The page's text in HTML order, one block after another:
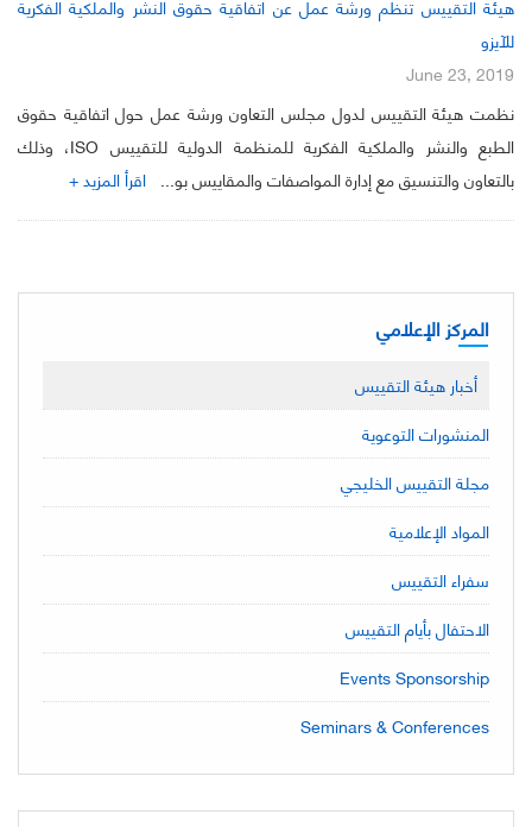
هيئة التقييس تنظم ورشة عمل عن اتفاقية حقوق النشر والملكية الفكرية
للآيزو
June 23, 2019
نظمت هيئة التقييس لدول مجلس التعاون ورشة عمل حول اتفاقية حقوق
الطبع والنشر والملكية الفكرية للمنظمة الدولية للتقييس ISO، وذلك
بالتعاون والتنسيق مع إدارة المواصفات والمقاييس بو... اقرأ المزيد +
المركز الإعلامي
أخبار هيئة التقييس
المنشورات التوعوية
مجلة التقييس الخليجي
المواد الإعلامية
سفراء التقييس
الاحتفال بأيام التقييس
Events Sponsorship
Seminars & Conferences